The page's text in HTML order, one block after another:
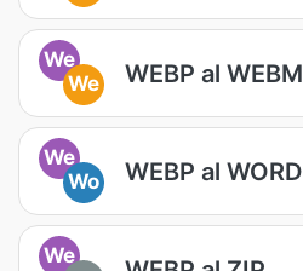
We
We
WEBP al WEBM
We
Wo
WEBP al WORD
We